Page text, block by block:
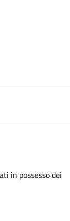
in possesso dei